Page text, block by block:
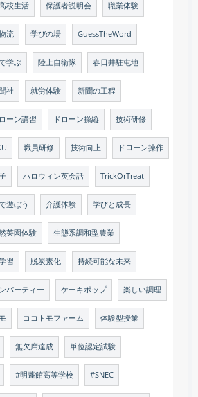
校生活 保護者説明会 職業体験
流 学びの場 GuessTheWord
学ぶ 陸上自衛隊 春日井駐屯地
社 就労体験 新聞の工程
ーン講習 ドローン操縦 技術研修
職員研修 技術向上 ドローン操作
ハロウィン英会話 TrickOrTreat
遊ぼう 介護体験 学びと成長
菜園体験 生態系調和型農業
習 脱炭素化 持続可能な未来
パーティー ケーキポップ 楽しい調理
ココトモファーム 体験型授業
無欠席達成 単位認定試験
#明蓬館高等学校 #SNEC